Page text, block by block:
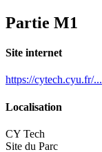
Partie M1
Site internet
https://cytech.cyu.fr/...
Localisation
CY Tech
Site du Parc